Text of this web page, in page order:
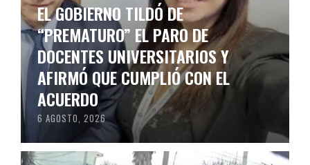
EL GOBIERNO TILDÓ DE
“PREMATURO” EL PARO DE
DOCENTES UNIVERSITARIOS Y
AFIRMÓ QUE CUMPLIÓ CON EL
ACUERDO
6 AGOSTO, 2026